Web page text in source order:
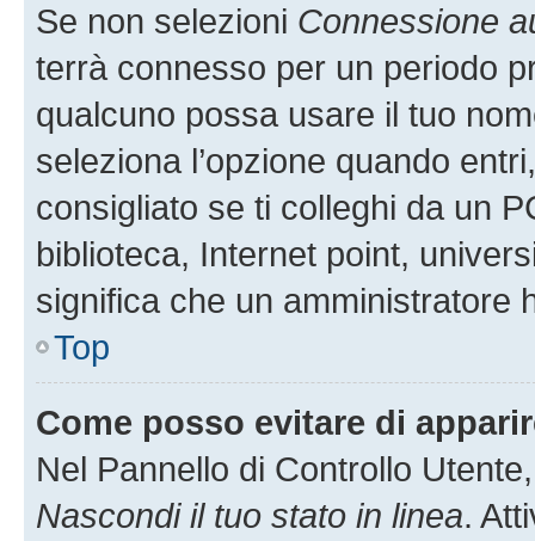
Se non selezioni Connessione
terrà connesso per un periodo
qualcuno possa usare il tuo
seleziona l’opzione quando
consigliato se ti colleghi da un
biblioteca, Internet point,
significa che un amministratore
Top
Come posso evitare di
Nel Pannello di Controllo
Nascondi il tuo stato in linea.